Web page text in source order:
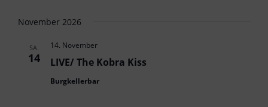
November 2026
SA.
14 LIVE/ The Kobra Kiss
14. November
Burgkellerbar